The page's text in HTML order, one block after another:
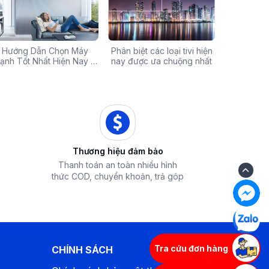
Tra cứu đơn hàng
Hãng Giá Rẻ –
Ưu Đãi Chỉ Có Tại
Tivi sale khủng đến 60%:
Cơ hội sở hữu chiếc tivi
50% - Cơ hội
Hướng Dẫn Chọn Máy
Tốt Nhất Hiện Nay –
Phân biệt các loại tivi hiện
nay được ưa chuộng nhất
Thương hiệu đảm bảo
Thanh toán an toàn nhiều hình
thức COD, chuyển khoản, trả góp
CHÍNH SÁCH